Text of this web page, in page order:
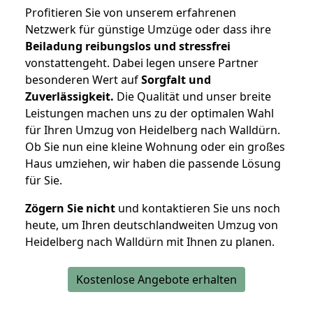
Profitieren Sie von unserem erfahrenen
Netzwerk für günstige Umzüge oder dass ihre
Beiladung reibungslos und stressfrei
vonstattengeht. Dabei legen unsere Partner
besonderen Wert aufSorgfalt und
Zuverlässigkeit. Die Qualität und unser breite
Leistungen machen uns zu der optimalen Wahl
für Ihren Umzug von Heidelberg nach Walldürn.
Ob Sie nun eine kleine Wohnung oder ein großes
Haus umziehen, wir haben die passende Lösung
für Sie.
Zögern Sie nicht und kontaktieren Sie uns noch
heute, um Ihren deutschlandweiten Umzug von
Heidelberg nach Walldürn mit Ihnen zu planen.
Kostenlose Angebote erhalten